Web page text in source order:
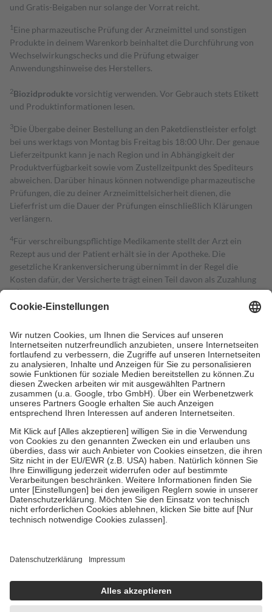
und Gratis-Beigaben nur solange der Vorrat reicht.
1 Eine pharmazeutische Prüfung der Arzneimittel und sonstigen
Produkte in deinem Warenkorb beinhaltet die Durchführung von
Wechselwirkungschecks und die Prüfung etwaiger
Anwendungshinweise des Herstellers.
2Biozidproduktevorsichtig verwenden. Vor Gebrauch stets Etikett
und Produktinformationen lesen.
3Die Übergabe deiner Bestellung an den Paketdienstleister erfolgt
bei uns werktags von Montag bis Freitag bis 18:00 Uhr. Der genaue
Lieferzeitpunkt kann je nach Region und in Abhängigkeit der
Produktverfügbarkeit sowie vom Zustellzeitpunkt des Spediteurs
abweichen. Darüber hinaus können notwendige pharmazeutische
Prüfungen, die zu deiner Arzneimittelsicherheit dienen, die
Lieferfrist um die Dauer der Prüfungen einschließlich Klärungen
verlängern.
4Für verschreibungspflichtige Medikamente stellt der Arzt ein
Rezept aus und der Patient erhält sie in der Apotheke. Die
gesetzliche Krankenversicherung übernimmt in der Regel die
Kosten dafür, der Versicherte trägt einen Teil davon als Zuzahlung
mit.
Grundsätzlich leisten Mitglieder Zuzahlungen in Höhe von zehn
höchstens zehn Euro.
Es sind jedoch nie mehr als die tatsächlichen
Kosten der Leistung zu entrichten.
Diese Regeln gelten grundsätzlich auch für Online-Apotheken.
Bei Heilmitteln und häuslicher Krankenpflege beträgt die
Zuzahlung zehn Prozent der Kosten sowie zehn Euro je
Verordnung.
Um das Engagement der Versicherten für ihre eigene Gesundheit zu
stärken und die besondere Stellung der Familie zu unterstützen,
fallenkeine Zuzahlungenan bei:
• Kindern und Jugendlichen bis zum vollendeten 18. Lebensjahr
mit Ausnahme der Fahrkosten
• Untersuchungen zur Vorsorge und Früherkennung, die von der
GKV getragen werden
• empfohlenen Schutzimpfungen
• Harn- und Blutteststreifen
getroffen, um sicherzustellen, dass es sich um echte Bewertungen
https://help.etrusted.com/hc/de/articles/4419944605341
Einige Bilder und Inhalte wurden unter Zuhilfenahme künstlicher